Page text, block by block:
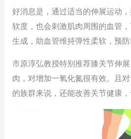
好消息是，通过适当的伸展运动
软度，也会刺激肌肉周围的血管
生成，助血管维持弹性柔软，预防
市原淳弘教授特别推荐膝关节伸
肉，对增加一氧化氮很有效。且
的族群来说，还能改善关节健康，